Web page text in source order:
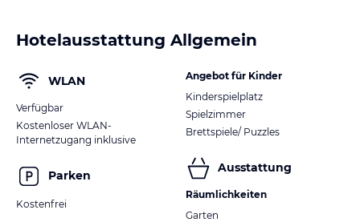
Hotelausstattung Allgemein
WLAN
Verfügbar
Kostenloser WLAN-
Internetzugang inklusive
Parken
Kostenfrei
Angebot für Kinder
Kinderspielplatz
Spielzimmer
Brettspiele/ Puzzles
Ausstattung
Räumlichkeiten
Garten